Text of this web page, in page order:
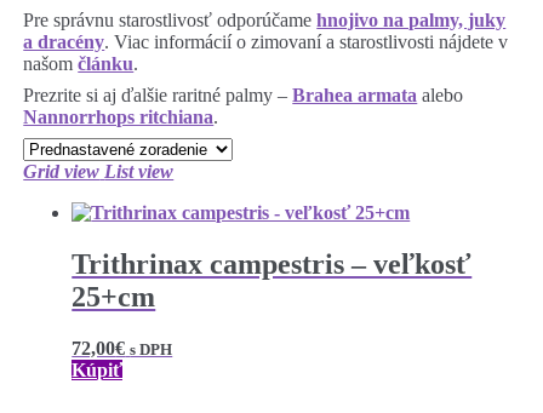
Pre správnu starostlivosť odporúčamehnojivo na palmy, juky
a dracény. Viac informácií o zimovaní a starostlivosti nájdete v
našomčlánku.
Prezrite si aj ďalšie raritné palmy –Brahea armata alebo
Nannorrhops ritchiana.
Grid view List view
Trithrinax campestris – veľkosť
25+cm
72,00€ s DPH
Kúpiť